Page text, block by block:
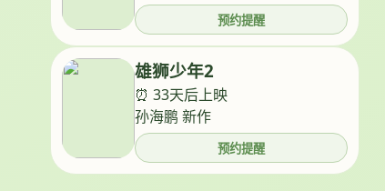
预约提醒
雄狮少年2
⏰ 33天后上映
孙海鹏 新作
预约提醒